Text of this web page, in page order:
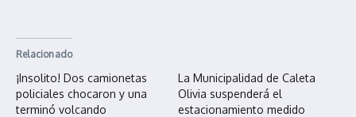
Relacionado
¡Insolito! Dos camionetas
policiales chocaron y una
terminó volcando
La Municipalidad de Caleta
Olivia suspenderá el
estacionamiento medido